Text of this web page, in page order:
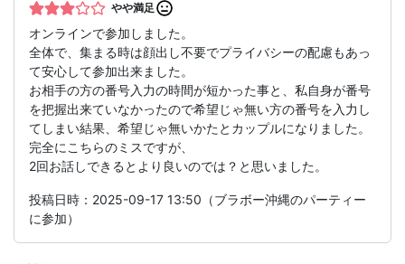
やや満足
オンラインで参加しました。
全体で、集まる時は顔出し不要でプライバシーの配慮もあっ
て安心して参加出来ました。
お相手の方の番号入力の時間が短かった事と、私自身が番号
を把握出来ていなかったので希望じゃ無い方の番号を入力し
てしまい結果、希望じゃ無いかたとカップルになりました。
完全にこちらのミスですが、
2回お話しできるとより良いのでは？と思いました。
投稿日時：2025-09-17 13:50（ブラボー沖縄のパーティー
に参加）